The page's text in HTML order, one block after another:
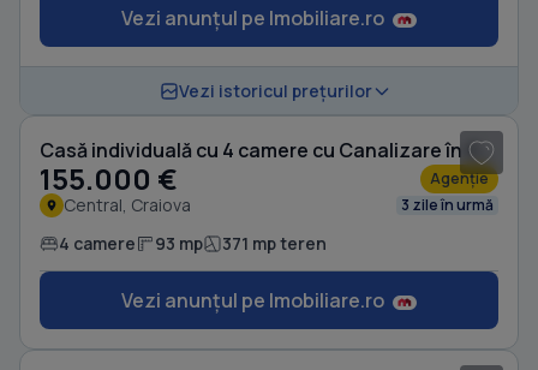
Vezi anunțul pe Imobiliare.ro
Vezi istoricul prețurilor
Casă individuală cu 4 camere cu Canalizare în Central
155.000 € Agenție
Central, Craiova 3 zile în urmă
4 camere 93 mp 371 mp teren
Vezi anunțul pe Imobiliare.ro